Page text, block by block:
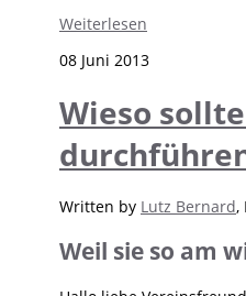
Weiterlesen
08 Juni 2013
Wieso
Written by Lutz Bernard,
Weil sie so am